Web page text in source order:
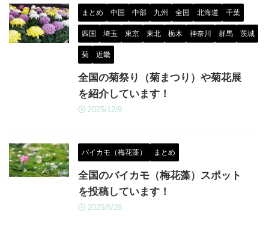
まとめ 中国 中部 九州 全国 北海道 千葉
四国 埼玉 東京 東北 栃木 神奈川 群馬 茨城
菊 近畿
全国の菊祭り（菊まつり）や菊花展
を紹介しています！
2025/12/9
バイカモ（梅花藻） まとめ
全国のバイカモ（梅花藻）スポット
を投稿しています！
2025/8/28